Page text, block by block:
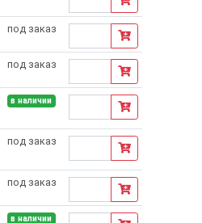
под заказ
под заказ
в наличии
под заказ
под заказ
в наличии